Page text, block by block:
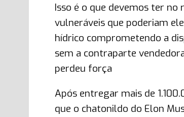
Isso é o que devemos ter no
vulneráveis que poderiam
hídrico comprometendo a
sem a contraparte
perdeu força
Após entregar mais de
que o chatonildo do Elon